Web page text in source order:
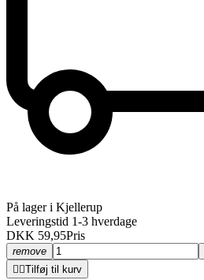
På lager i Kjellerup
Leveringstid 1-3 hverdage
DKK 59,95Pris
remove
 Tilføj til kurv